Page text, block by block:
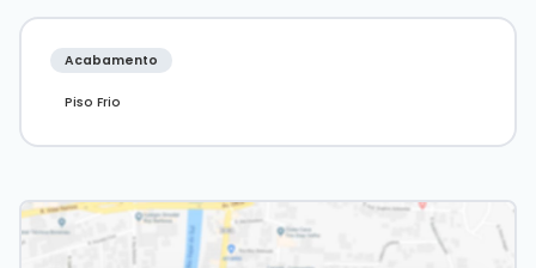
Acabamento
Piso Frio